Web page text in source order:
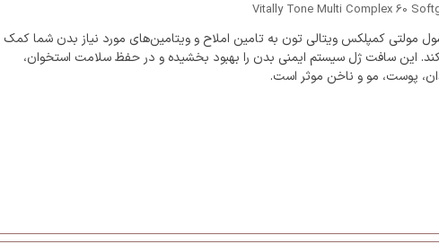
Vitally Tone Multi Complex 60
مولتی کمپلکس ویتالی تون به تامین املاح و ویتامین‌های مورد نیاز بدن شما کمک
این سافت ژل سیستم ایمنی بدن را بهبود بخشیده و در حفظ سلامت استخوان،
پوست، مو و ناخن موثر است.